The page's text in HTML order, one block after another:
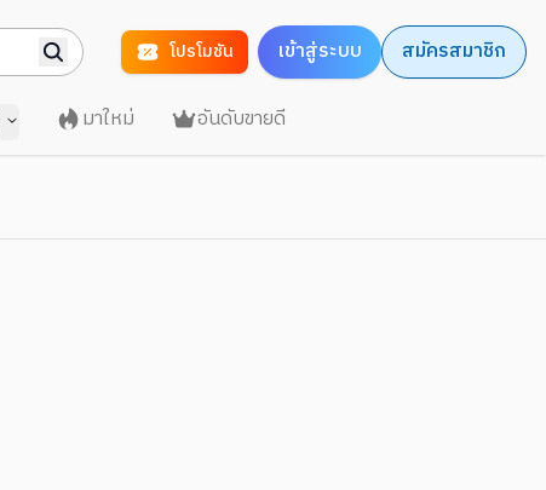
โปรโมชัน เข้าสู่ระบบ สมัครสมาชิก
มาใหม่ อันดับขายดี